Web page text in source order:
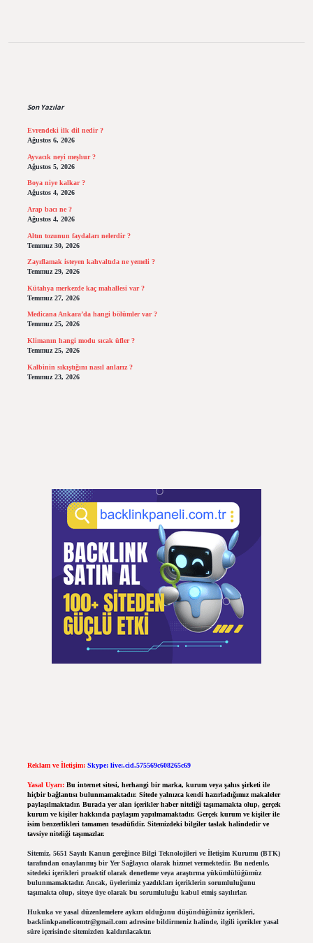
Son Yazılar
Evrendeki ilk dil nedir ?
Ağustos 6, 2026
Ayvacık neyi meşhur ?
Ağustos 5, 2026
Boya niye kalkar ?
Ağustos 4, 2026
Arap bacı ne ?
Ağustos 4, 2026
Altın tozunun faydaları nelerdir ?
Temmuz 30, 2026
Zayıflamak isteyen kahvaltıda ne yemeli ?
Temmuz 29, 2026
Kütahya merkezde kaç mahallesi var ?
Temmuz 27, 2026
Medicana Ankara’da hangi bölümler var ?
Temmuz 25, 2026
Klimanın hangi modu sıcak üfler ?
Temmuz 25, 2026
Kalbinin sıkıştığını nasıl anlarız ?
Temmuz 23, 2026
Reklam ve İletişim: Skype: live:.cid.575569c608265c69
Yasal Uyarı: Bu internet sitesi, herhangi bir marka, kurum veya şahıs şirketi ile
hiçbir bağlantısı bulunmamaktadır. Sitede yalnızca kendi hazırladığımız makaleler
paylaşılmaktadır. Burada yer alan içerikler haber niteliği taşımamakta olup, gerçek
kurum ve kişiler hakkında paylaşım yapılmamaktadır. Gerçek kurum ve kişiler ile
isim benzerlikleri tamamen tesadüfidir. Sitemizdeki bilgiler taslak halindedir ve
tavsiye niteliği taşımazlar.
Sitemiz, 5651 Sayılı Kanun gereğince Bilgi Teknolojileri ve İletişim Kurumu (BTK)
tarafından onaylanmış bir Yer Sağlayıcı olarak hizmet vermektedir. Bu nedenle,
sitedeki içerikleri proaktif olarak denetleme veya araştırma yükümlülüğümüz
bulunmamaktadır. Ancak, üyelerimiz yazdıkları içeriklerin sorumluluğunu
taşımakta olup, siteye üye olarak bu sorumluluğu kabul etmiş sayılırlar.
Hukuka ve yasal düzenlemelere aykırı olduğunu düşündüğünüz içerikleri,
backlinkpanelicomtr@gmail.comadresine bildirmeniz halinde, ilgili içerikler yasal
süre içerisinde sitemizden kaldırılacaktır.